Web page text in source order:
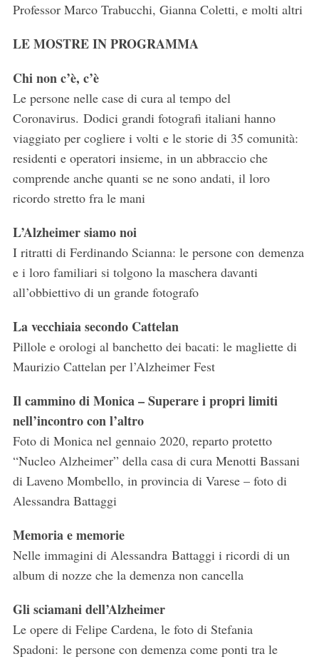
Professor Marco Trabucchi, Gianna Coletti, e molti altri
LE MOSTRE IN PROGRAMMA
Chi non c’è, c’è
Le persone nelle case di cura al tempo del
Coronavirus. Dodici grandi fotografi italiani hanno
viaggiato per cogliere i volti e le storie di 35 comunità:
residenti e operatori insieme, in un abbraccio che
comprende anche quanti se ne sono andati, il loro
ricordo stretto fra le mani
L’Alzheimer siamo noi
I ritratti di Ferdinando Scianna: le persone con demenza
e i loro familiari si tolgono la maschera davanti
all’obbiettivo di un grande fotografo
La vecchiaia secondo Cattelan
Pillole e orologi al banchetto dei bacati: le magliette di
Maurizio Cattelan per l’Alzheimer Fest
Il cammino di Monica – Superare i propri limiti
nell’incontro con l’altro
Foto di Monica nel gennaio 2020, reparto protetto
“Nucleo Alzheimer” della casa di cura Menotti Bassani
di Laveno Mombello, in provincia di Varese – foto di
Alessandra Battaggi
Memoria e memorie
Nelle immagini di Alessandra Battaggi i ricordi di un
album di nozze che la demenza non cancella
Gli sciamani dell’Alzheimer
Le opere di Felipe Cardena, le foto di Stefania
Spadoni: le persone con demenza come ponti tra le